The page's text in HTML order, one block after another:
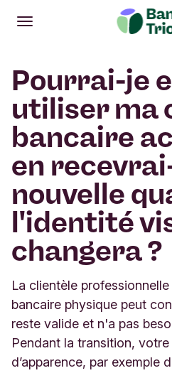
Ouvrir
Menu principal
Pourrai-je
utiliser ma
bancaire
en
nouvelle
l'identité
changera ?
La clientèle
bancaire physique peut
reste valide et n'a pas
Pendant la transition,
d’apparence, par exemple